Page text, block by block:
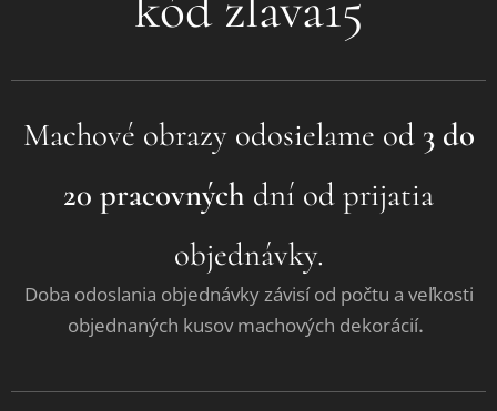
Machové obrazy odosielame od 3 do
20 pracovných dní od prijatia
objednávky.
Doba odoslania objednávky závisí od počtu a veľkosti
objednaných kusov machových dekorácií.